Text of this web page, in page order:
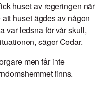
huset av regeringen när
huset ägdes av någon
var ledsna för vår skull,
säger Cedar.
men får inte
finns.